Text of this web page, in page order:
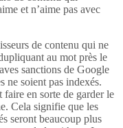
et n’aime pas avec
de contenu qui ne
au mot près le
sanctions de Google
ne soient pas indexés.
en sorte de garder le
Cela signifie que les
seront beaucoup plus